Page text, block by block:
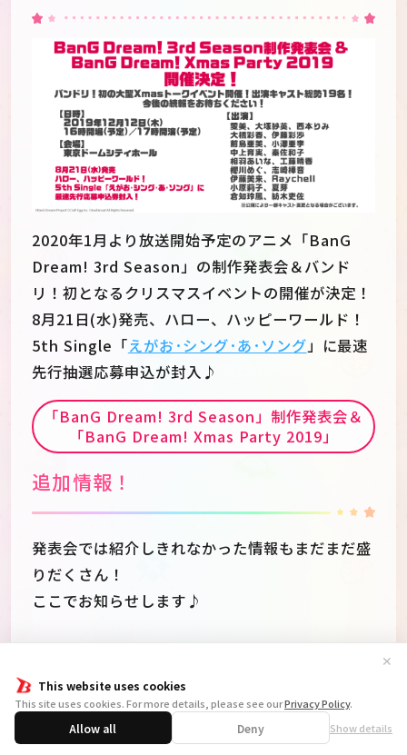
This website uses cookies
This site uses cookies. For more details, please see ourPrivacy Policy.
Allow all Deny Show details
✕
2020年1月より放送開始予定のアニメ「BanG
Dream! 3rd Season」の制作発表会＆バンド
リ！初となるクリスマスイベントの開催が決定！
8月21日(水)発売、ハロー、ハッピーワールド！
5th Single「えがお･シング･あ･ソング」に最速
先行抽選応募申込が封入♪
「BanG Dream! 3rd Season」制作発表会＆
「BanG Dream! Xmas Party 2019」
追加情報！
発表会では紹介しきれなかった情報もまだまだ盛
りだくさん！
ここでお知らせします♪
ィ！ ～2019 Summer～ in渋谷マル